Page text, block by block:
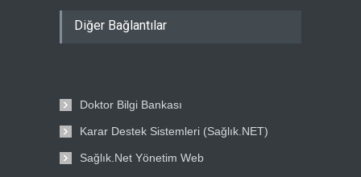
Diğer Bağlantılar
Doktor Bilgi Bankası
Karar Destek Sistemleri (Sağlık.NET)
Sağlık.Net Yönetim Web